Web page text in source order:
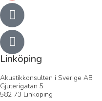
Linköping
Akustikkonsulten i Sverige AB
Gjuterigatan 5
582 73 Linköping